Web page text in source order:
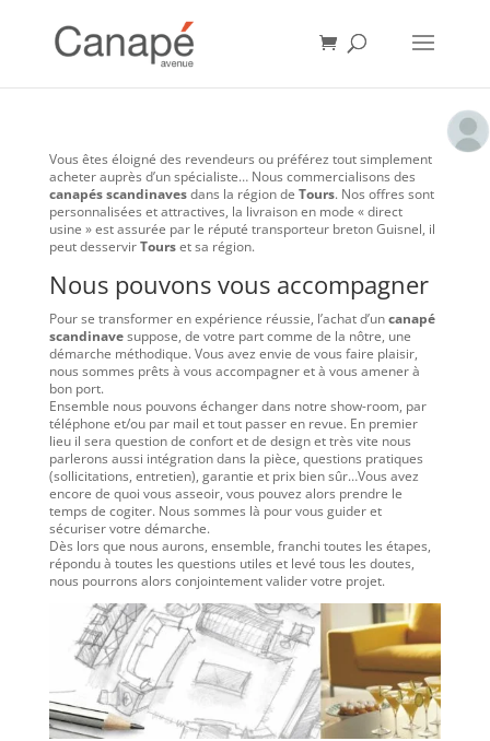
Vous êtes éloigné des revendeurs ou préférez tout simplement
acheter auprès d’un spécialiste… Nous commercialisons des
canapés scandinavesdans la région de Tours. Nos offres sont
personnalisées et attractives, la livraison en mode « direct
usine » est assurée par le réputé transporteur breton Guisnel, il
peut desservirTourset sa région.
Nous pouvons vous accompagner
Pour se transformer en expérience réussie, l’achat d’uncanapé
scandinavesuppose, de votre part comme de la nôtre, une
démarche méthodique. Vous avez envie de vous faire plaisir,
nous sommes prêts à vous accompagner et à vous amener à
bon port.
Ensemble nous pouvons échanger dans notre show-room, par
téléphone et/ou par mail et tout passer en revue. En premier
lieu il sera question de confort et de design et très vite nous
parlerons aussi intégration dans la pièce, questions pratiques
(sollicitations, entretien), garantie et prix bien sûr…Vous avez
encore de quoi vous asseoir, vous pouvez alors prendre le
temps de cogiter. Nous sommes là pour vous guider et
sécuriser votre démarche.
Dès lors que nous aurons, ensemble, franchi toutes les étapes,
répondu à toutes les questions utiles et levé tous les doutes,
nous pourrons alors conjointement valider votre projet.